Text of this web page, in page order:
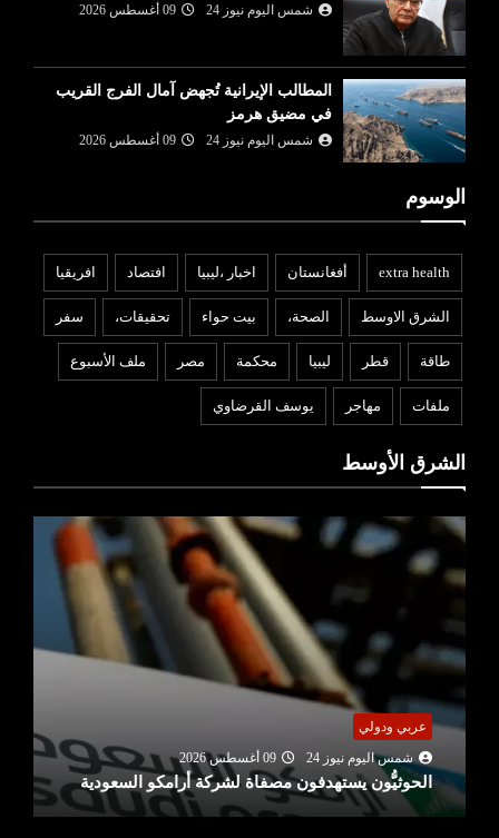
شمس اليوم نيوز 24 09 أغسطس 2026
المطالب الإيرانية تُجهض آمال الفرج القريب
في مضيق هرمز
شمس اليوم نيوز 24 09 أغسطس 2026
الوسوم
extra health أفغانستان اخبار ،ليبيا افتصاد افريقيا
الشرق الاوسط الصحة، بيت حواء تحقيقات، سفر
طاقة قطر ليبيا محكمة مصر ملف الأسبوع
ملفات مهاجر يوسف القرضاوي
الشرق الأوسط
عربي ودولي
شمس اليوم نيوز 24
09 أغسطس 2026
الحوثيُّون يستهدفون مصفاة لشركة أرامكو السعودية